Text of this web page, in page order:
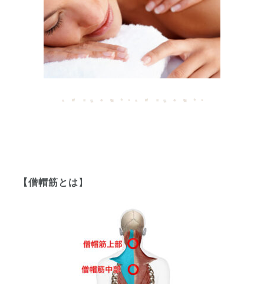
【僧帽筋とは 】